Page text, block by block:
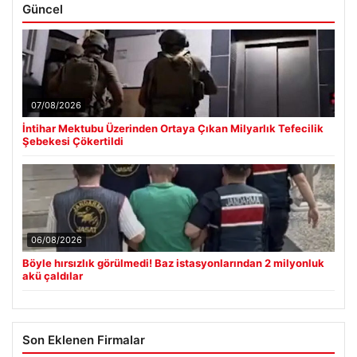
Güncel
07/08/2026
İntihar Mektubu Üzerinden Ortaya Çıkan Milyarlık Tefecilik
Şebekesi Çökertildi
06/08/2026
Böyle hırsızlık görülmedi! Baz istasyonlarından 2 milyonluk
akü çaldılar
Son Eklenen Firmalar